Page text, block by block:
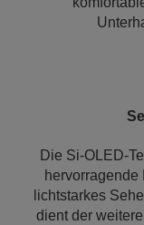
Die Si-OLED-
lichtstarkes
dient der